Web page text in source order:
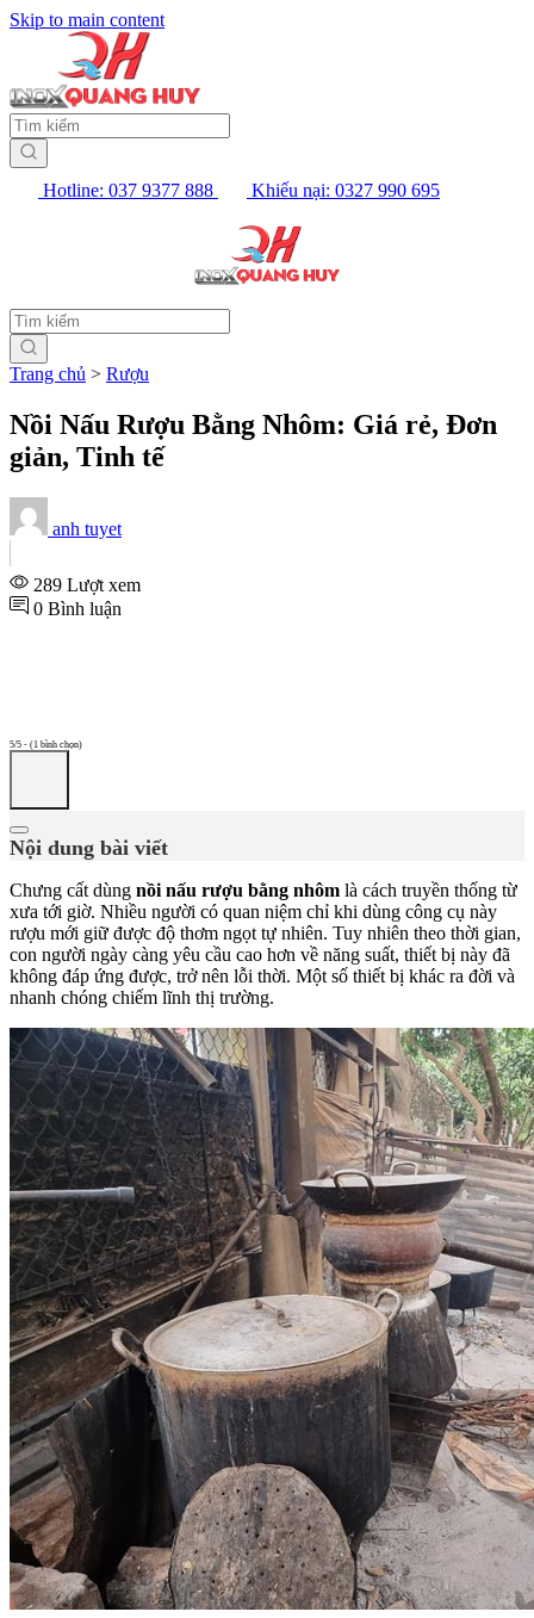
Skip to main content
Hotline: 037 9377 888 Khiếu nại: 0327 990 695
Trang chủ > Rượu
Nồi Nấu Rượu Bằng Nhôm: Giá rẻ, Đơn
giản, Tinh tế
anh tuyet
289 Lượt xem
0 Bình luận
5/5 - (1 bình chọn)
Nội dung bài viết
Chưng cất dùng nồi nấu rượu bằng nhôm là cách truyền thống từ
xưa tới giờ. Nhiều người có quan niệm chỉ khi dùng công cụ này
rượu mới giữ được độ thơm ngọt tự nhiên. Tuy nhiên theo thời gian,
con người ngày càng yêu cầu cao hơn về năng suất, thiết bị này đã
không đáp ứng được, trở nên lỗi thời. Một số thiết bị khác ra đời và
nhanh chóng chiếm lĩnh thị trường.